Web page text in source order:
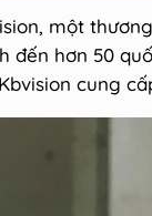
một
đến hơn 50
cung